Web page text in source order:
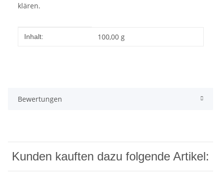
klären.
Produkteigenschaft
Wert
Inhalt: 100,00 g
Bewertungen
Kunden kauften dazu folgende Artikel: